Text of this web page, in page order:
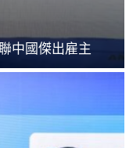
中國傑出雇主